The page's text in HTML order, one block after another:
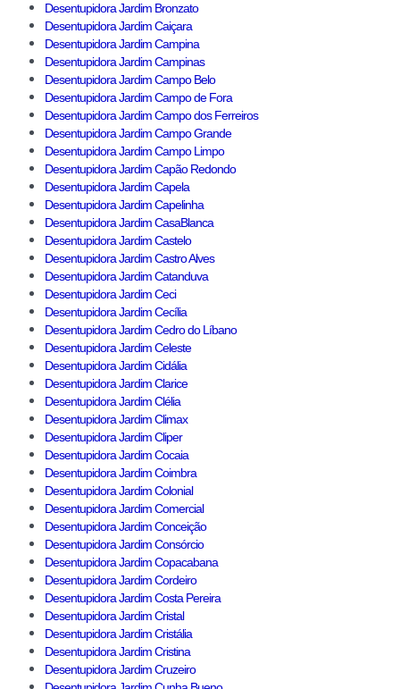
Desentupidora Jardim Bronzato
Desentupidora Jardim Caiçara
Desentupidora Jardim Campina
Desentupidora Jardim Campinas
Desentupidora Jardim Campo Belo
Desentupidora Jardim Campo de Fora
Desentupidora Jardim Campo dos Ferreiros
Desentupidora Jardim Campo Grande
Desentupidora Jardim Campo Limpo
Desentupidora Jardim Capão Redondo
Desentupidora Jardim Capela
Desentupidora Jardim Capelinha
Desentupidora Jardim CasaBlanca
Desentupidora Jardim Castelo
Desentupidora Jardim Castro Alves
Desentupidora Jardim Catanduva
Desentupidora Jardim Ceci
Desentupidora Jardim Cecília
Desentupidora Jardim Cedro do Líbano
Desentupidora Jardim Celeste
Desentupidora Jardim Cidália
Desentupidora Jardim Clarice
Desentupidora Jardim Clélia
Desentupidora Jardim Climax
Desentupidora Jardim Cliper
Desentupidora Jardim Cocaia
Desentupidora Jardim Coimbra
Desentupidora Jardim Colonial
Desentupidora Jardim Comercial
Desentupidora Jardim Conceição
Desentupidora Jardim Consórcio
Desentupidora Jardim Copacabana
Desentupidora Jardim Cordeiro
Desentupidora Jardim Costa Pereira
Desentupidora Jardim Cristal
Desentupidora Jardim Cristália
Desentupidora Jardim Cristina
Desentupidora Jardim Cruzeiro